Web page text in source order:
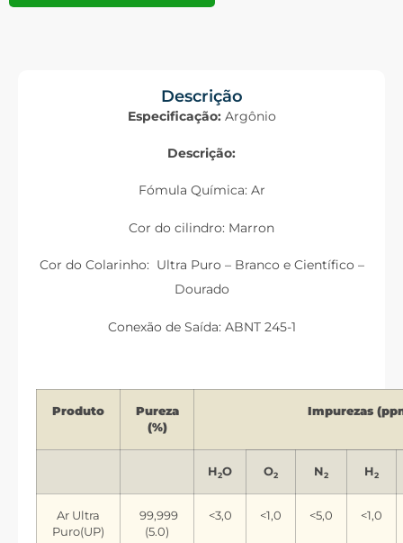
Descrição
Especificação:Argônio
Descrição:
Fómula Química: Ar
Cor do cilindro: Marron
Cor do Colarinho: Ultra Puro – Branco e Científico –
Dourado
Conexão de Saída: ABNT 245-1
Produto
Pureza
(%)
Impurezas
H2O O2 N2 H2
Ar Ultra
Puro(UP)
99,999
(5.0)
<3,0 <1,0 <5,0 <1,0